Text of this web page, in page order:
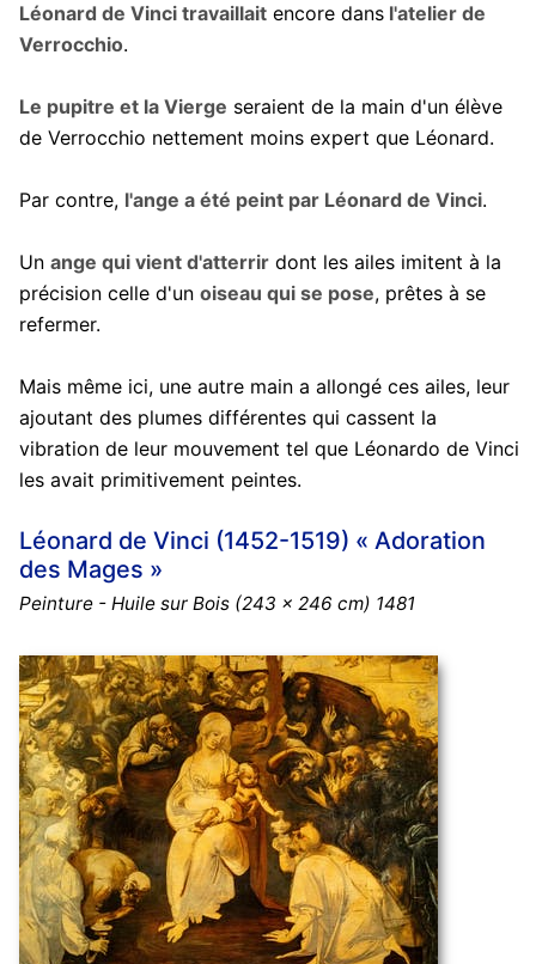
Léonard de Vinci travaillaitencore dansl'atelier de
Verrocchio.
Le pupitre et la Vierge seraient de la main d'un élève
de Verrocchio nettement moins expert que Léonard.
Par contre, l'ange a été peint par Léonard de Vinci.
Un ange qui vient d'atterrirdont les ailes imitent à la
précision celle d'un oiseau qui se pose, prêtes à se
refermer.
Mais même ici, une autre main a allongé ces ailes, leur
ajoutant des plumes différentes qui cassent la
vibration de leur mouvement tel que Léonardo de Vinci
les avait primitivement peintes.
Léonard de Vinci (1452-1519) « Adoration
des Mages »
Peinture - Huile sur Bois (243 x 246 cm) 1481